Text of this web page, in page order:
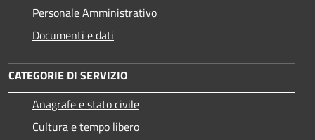
Personale Amministrativo
Documenti e dati
CATEGORIE DI SERVIZIO
Anagrafe e stato civile
Cultura e tempo libero